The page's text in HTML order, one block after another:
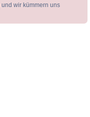
und wir kümmern uns